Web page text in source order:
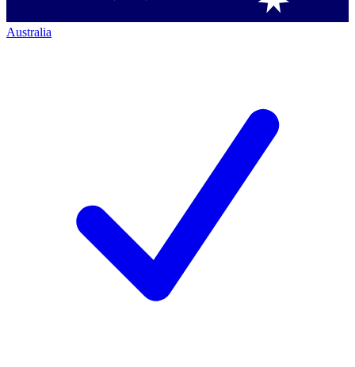
Australia